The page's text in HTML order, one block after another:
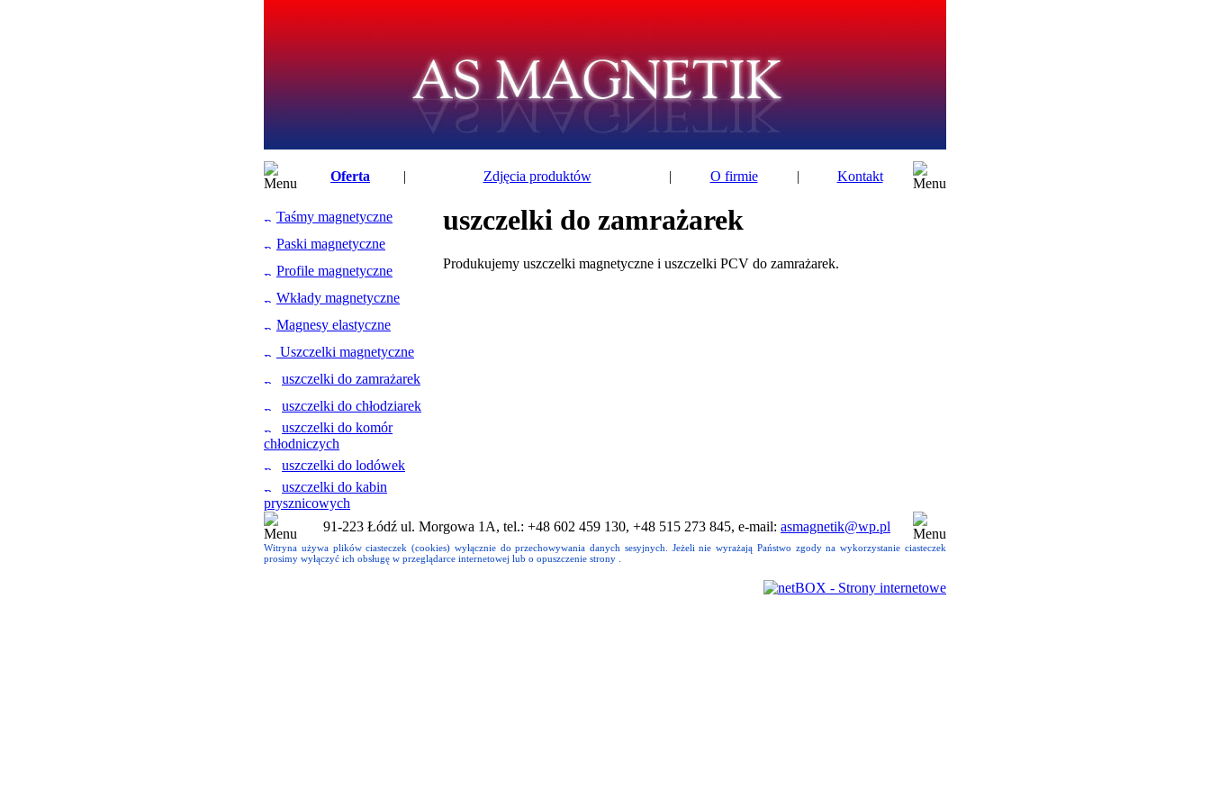
Oferta | Zdjęcia produktów | O firmie | Kontakt
Taśmy magnetyczne
Paski magnetyczne
Profile magnetyczne
Wkłady magnetyczne
Magnesy elastyczne
Uszczelki magnetyczne
uszczelki do zamrażarek
uszczelki do chłodziarek
uszczelki do komór
chłodniczych
uszczelki do lodówek
uszczelki do kabin
prysznicowych
uszczelki do zamrażarek
Produkujemy uszczelki magnetyczne i uszczelki PCV do zamrażarek.
91-223 Łódź ul. Morgowa 1A, tel.: +48 602 459 130, +48 515 273 845, e-mail: asmagnetik@wp.pl
Witryna używa plików ciasteczek (cookies) wyłącznie do przechowywania danych sesyjnych. Jeżeli nie wyrażają Państwo zgody na wykorzystanie ciasteczek
prosimy wyłączyć ich obsługę w przeglądarce internetowej lub o opuszczenie strony .